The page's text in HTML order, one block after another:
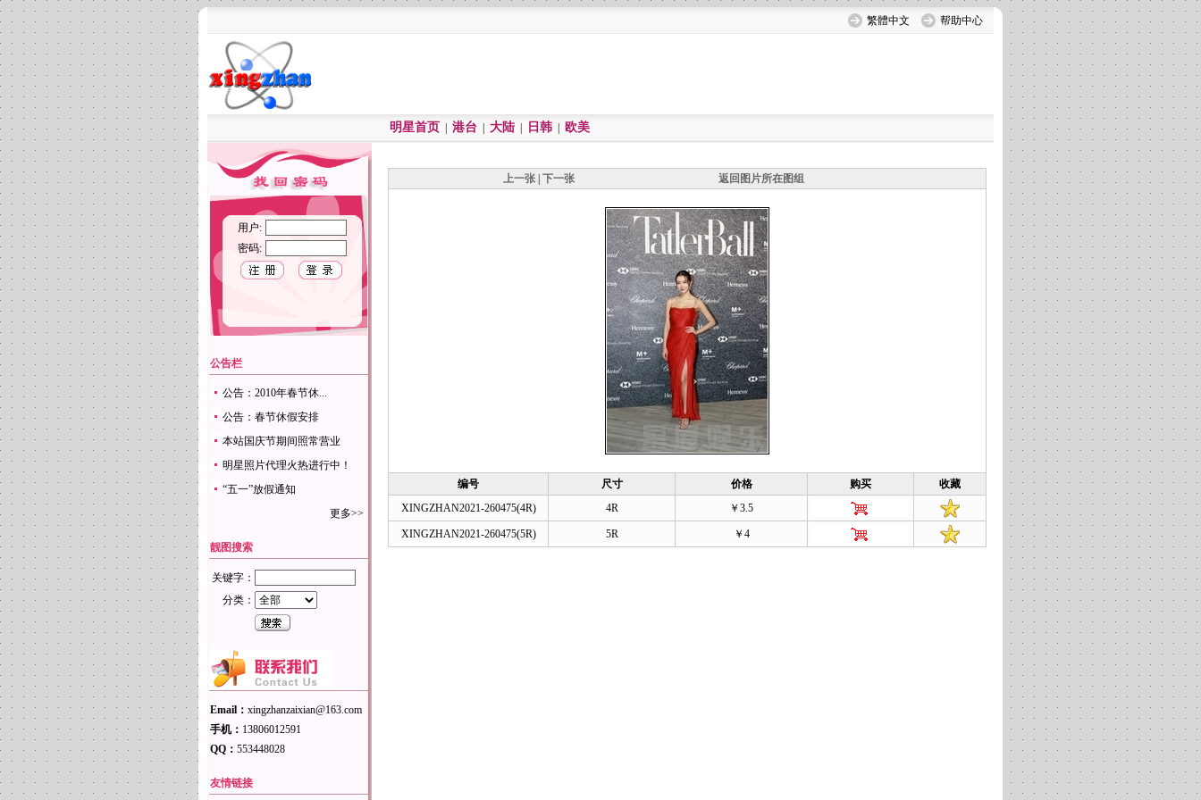
繁體中文 帮助中心
明星首页 港台 大陆 日韩 欧美
用户:
密码:
公告栏
公告：2010年春节休...
公告：春节休假安排
本站国庆节期间照常营业
明星照片代理火热进行中！
“五一”放假通知
更多>>
靓图搜索
关键字：
分类：
Email： xingzhanzaixian@163.com
手机： 13806012591
QQ： 553448028
友情链接
上一张 下一张 返回图片所在图组
编号 尺寸 价格 购买
收藏
XINGZHAN2021-260475(4R)
4R ￥3.5
XINGZHAN2021-260475(5R) 5R ￥4